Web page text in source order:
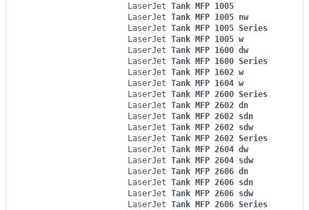
LaserJet Tank MFP 1005
LaserJet Tank MFP 1005 nw
LaserJet Tank MFP 1005 Series
LaserJet Tank MFP 1005 w
LaserJet Tank MFP 1600 dw
LaserJet Tank MFP 1600 Series
LaserJet Tank MFP 1602 w
LaserJet Tank MFP 1604 w
LaserJet Tank MFP 2600 Series
LaserJet Tank MFP 2602 dn
LaserJet Tank MFP 2602 sdn
LaserJet Tank MFP 2602 sdw
LaserJet Tank MFP 2602 Series
LaserJet Tank MFP 2604 dw
LaserJet Tank MFP 2604 sdw
LaserJet Tank MFP 2606 dn
LaserJet Tank MFP 2606 sdn
LaserJet Tank MFP 2606 sdw
LaserJet Tank MFP 2606 Series